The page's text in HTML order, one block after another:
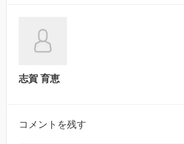
志賀 育恵
コメントを残す